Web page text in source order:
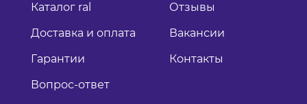
Каталог ral
Доставка и оплата
Гарантии
Вопрос-ответ
Отзывы
Вакансии
Контакты